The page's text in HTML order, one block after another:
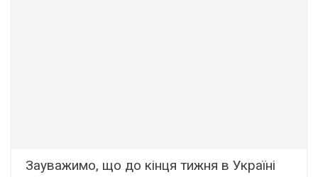
Зауважимо, що до кінця тижня в Україні